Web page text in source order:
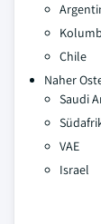
Chile
Naher
Saudi
VAE
Israel